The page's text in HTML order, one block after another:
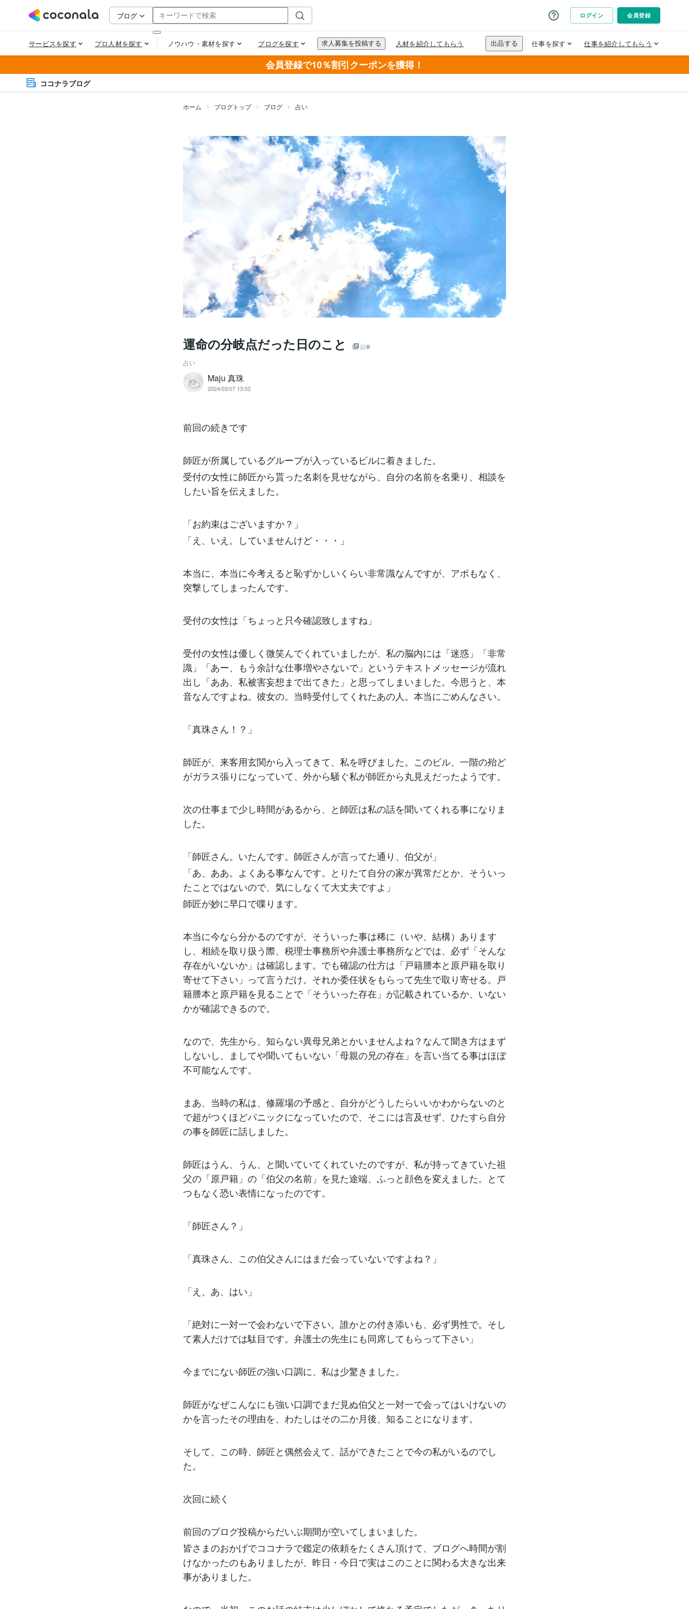
会員登録で10％割引クーポンを獲得！
ココナラブログ
ホーム ブログトップ ブログ 占い
運命の分岐点だった日のこと 記事
占い
Maju 真珠
2024/03/07 13:02
前回の続きです
師匠が所属しているグループが入っているビルに着きました。
受付の女性に師匠から貰った名刺を見せながら、自分の名前を名乗り、相談を
したい旨を伝えました。
「お約束はございますか？」
「え、いえ。していませんけど・・・」
本当に、本当に今考えると恥ずかしいくらい非常識なんですが、アポもなく、
突撃してしまったんです。
受付の女性は「ちょっと只今確認致しますね」
受付の女性は優しく微笑んでくれていましたが、私の脳内には「迷惑」「非常
識」「あー、もう余計な仕事増やさないで」というテキストメッセージが流れ
出し「ああ、私被害妄想まで出てきた」と思ってしまいました。今思うと、本
音なんですよね。彼女の。当時受付してくれたあの人。本当にごめんなさい。
「真珠さん！？」
師匠が、来客用玄関から入ってきて、私を呼びました。このビル、一階の殆ど
がガラス張りになっていて、外から騒ぐ私が師匠から丸見えだったようです。
次の仕事まで少し時間があるから、と師匠は私の話を聞いてくれる事になりま
した。
「師匠さん。いたんです。師匠さんが言ってた通り、伯父が」
「あ、ああ。よくある事なんです。とりたて自分の家が異常だとか、そういっ
たことではないので、気にしなくて大丈夫ですよ」
師匠が妙に早口で喋ります。
本当に今なら分かるのですが、そういった事は稀に（いや、結構）あります
し、相続を取り扱う際、税理士事務所や弁護士事務所などでは、必ず「そんな
存在がいないか」は確認します。でも確認の仕方は「戸籍謄本と原戸籍を取り
寄せて下さい」って言うだけ。それか委任状をもらって先生で取り寄せる。戸
籍謄本と原戸籍を見ることで「そういった存在」が記載されているか、いない
かが確認できるので。
なので、先生から、知らない異母兄弟とかいませんよね？なんて聞き方はまず
しないし、ましてや聞いてもいない「母親の兄の存在」を言い当てる事はほぼ
不可能なんです。
まあ、当時の私は、修羅場の予感と、自分がどうしたらいいかわからないのと
で超がつくほどパニックになっていたので、そこには言及せず、ひたすら自分
の事を師匠に話しました。
師匠はうん、うん、と聞いていてくれていたのですが、私が持ってきていた祖
父の「原戸籍」の「伯父の名前」を見た途端、ふっと顔色を変えました。とて
つもなく恐い表情になったのです。
「師匠さん？」
「真珠さん、この伯父さんにはまだ会っていないですよね？」
「え、あ、はい」
「絶対に一対一で会わないで下さい。誰かとの付き添いも、必ず男性で。そし
て素人だけでは駄目です。弁護士の先生にも同席してもらって下さい」
今までにない師匠の強い口調に、私は少驚きました。
師匠がなぜこんなにも強い口調でまだ見ぬ伯父と一対一で会ってはいけないの
かを言ったその理由を、わたしはその二か月後、知ることになります。
そして、この時、師匠と偶然会えて、話ができたことで今の私がいるのでし
た。
次回に続く
前回のブログ投稿からだいぶ期間が空いてしまいました。
皆さまのおかげでココナラで鑑定の依頼をたくさん頂けて、ブログへ時間が割
けなかったのもありましたが、昨日・今日で実はこのことに関わる大きな出来
事がありました。